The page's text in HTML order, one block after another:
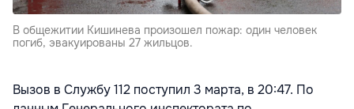
В общежитии Кишинева произошел пожар: один человек
погиб, эвакуированы 27 жильцов.
Вызов в Службу 112 поступил 3 марта, в 20:47. По